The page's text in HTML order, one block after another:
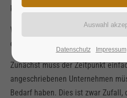
konnte.
Warum war der Prozess der
erfolgreich?
Zunächst muss der Zeitpunkt
angeschriebenen Unternehmen
Bedarf haben. Dies ist zwar Zufall,
Datenschutz Impressum